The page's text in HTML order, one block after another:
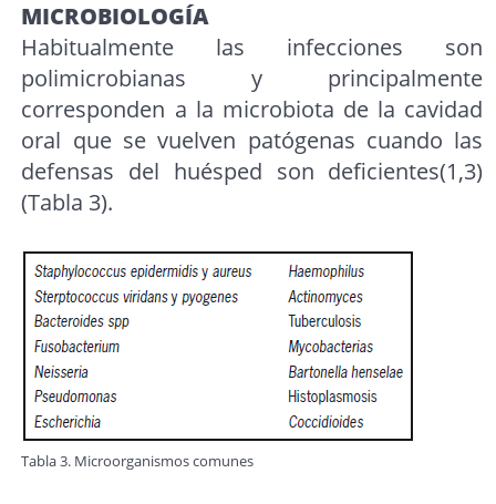
MICROBIOLOGÍA
Habitualmente las infecciones son
polimicrobianas y principalmente
corresponden a la microbiota de la cavidad
oral que se vuelven patógenas cuando las
defensas del huésped son deficientes(1,3)
(Tabla 3).
Tabla 3. Microorganismos comunes